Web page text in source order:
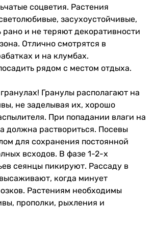
соцветия. Растения
засухоустойчивые,
рано и не теряют декоративности
Отлично смотрятся в
и на клумбах.
рядом с местом отдыха.
Гранулы располагают на
не заделывая их, хорошо
При попадании влаги на
должна раствориться. Посевы
для сохранения постоянной
всходов. В фазе 1-2-х
сеянцы пикируют. Рассаду в
когда минует
Растениям необходимы
прополки, рыхления и